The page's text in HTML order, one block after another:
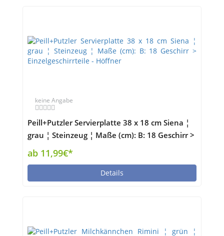
keine Angabe
Peill+Putzler Servierplatte 38 x 18 cm Siena ¦
grau ¦ Steinzeug ¦ Maße (cm): B: 18 Geschirr >
Einzelgeschirrteile - Höffner
ab 11,99€*
Details